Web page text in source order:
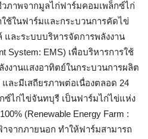
าพจากมูลไก่ฟาร์มคอมเพล็กซ์ไก่
ช้ในฟาร์มและกระบวนการคัดไข่
และระบบบริหารจัดการพลังงาน
System: EMS) เพื่อบริหารการใช้
งานแสงอาทิตย์ในกระบวนการผลิต
ละมีเสถียรภาพต่อเนื่องตลอด 24
ซ์ไก่ไข่จันทบุรี เป็นฟาร์มไก่ไข่แห่ง
(Renewable Energy Farm :
จากภายนอก ทำให้ฟาร์มสามารถ